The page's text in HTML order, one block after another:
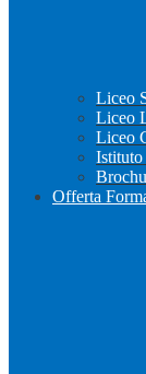
Liceo
Liceo
Liceo
Offerta